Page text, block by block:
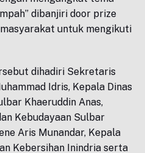
dibanjiri door prize
untuk mengikuti
dihadiri Sekretaris
Idris, Kepala Dinas
Khaeruddin Anas,
Kebudayaan Sulbar
Aris Munandar, Kepala
Kebersihan Inindria serta